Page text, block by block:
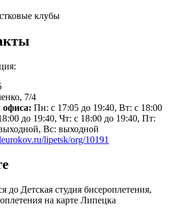
клубы
7/4
Пн: с 17:05 до 19:40, Вт: с 18:00
до 19:40, Чт: с 18:00 до 19:40, Пт:
Вс: выходной
lipetsk/org/10191
до Детская студия бисероплетения,
на карте Липецка